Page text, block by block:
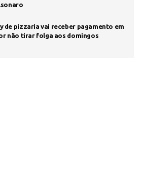
de pizzaria vai receber pagamento em
não tirar folga aos domingos